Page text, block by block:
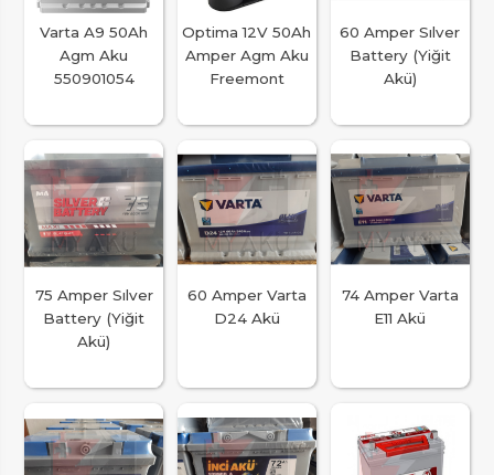
Varta A9 50Ah
Agm Aku
550901054
Optima 12V 50Ah
Amper Agm Aku
Freemont
60 Amper Sılver
Battery (Yiğit
Akü)
75 Amper Sılver
Battery (Yiğit
Akü)
60 Amper Varta
D24 Akü
74 Amper Varta
E11 Akü